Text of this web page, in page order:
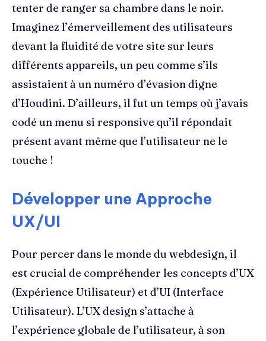
tenter de ranger sa chambre dans le noir.
Imaginez l’émerveillement des utilisateurs
devant la fluidité de votre site sur leurs
différents appareils, un peu comme s’ils
assistaient à un numéro d’évasion digne
d’Houdini. D’ailleurs, il fut un temps où j’avais
codé un menu si responsive qu’il répondait
présent avant même que l’utilisateur ne le
touche !
Développer une Approche
UX/UI
Pour percer dans le monde du webdesign, il
est crucial de compréhender les concepts d’UX
(Expérience Utilisateur) et d’UI (Interface
Utilisateur). L’UX design s’attache à
l’expérience globale de l’utilisateur, à son